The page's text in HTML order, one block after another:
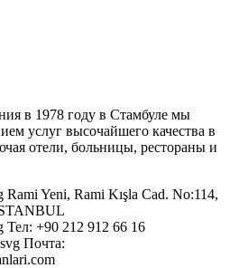
в 1978 году в Стамбуле мы
услуг высочайшего качества в
отели, больницы, рестораны и
Rami Yeni, Rami Kışla Cad. No:114,
Тел: +90 212 912 66 16
Почта: